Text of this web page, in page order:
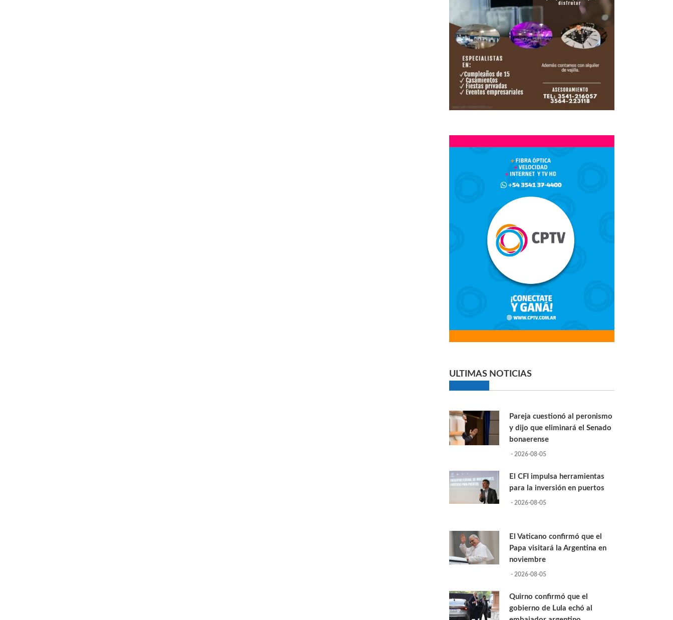
ULTIMAS NOTICIAS
Pareja cuestionó al peronismo
y dijo que eliminará el Senado
bonaerense
- 2026-08-05
El CFI impulsa herramientas
para la inversión en puertos
- 2026-08-05
El Vaticano confirmó que el
Papa visitará la Argentina en
noviembre
- 2026-08-05
Quirno confirmó que el
gobierno de Lula echó al